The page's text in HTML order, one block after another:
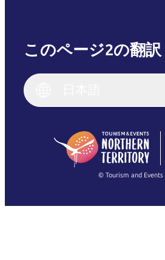
このページ2の翻訳
English (US)
English
(Singapore)
Français
© Tourism and Events